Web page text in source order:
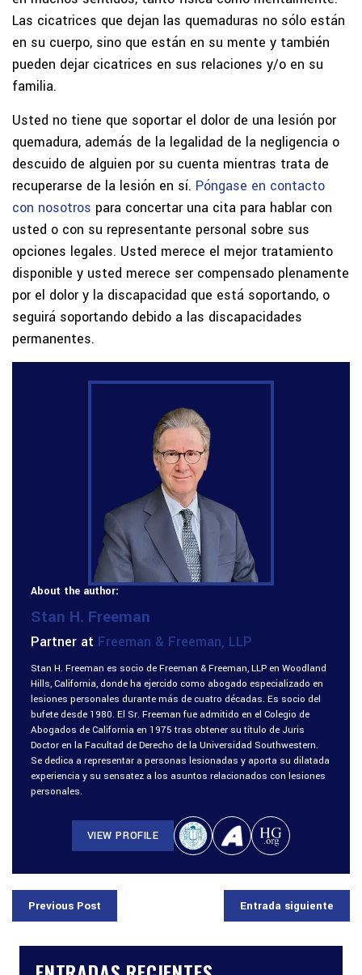
Las cicatrices que dejan las quemaduras no sólo están
en su cuerpo, sino que están en su mente y también
pueden dejar cicatrices en sus relaciones y/o en su
familia.
Usted no tiene que soportar el dolor de una lesión por
quemadura, además de la legalidad de la negligencia o
descuido de alguien por su cuenta mientras trata de
recuperarse de la lesión en sí. Póngase en contacto
con nosotros para concertar una cita para hablar con
usted o con su representante personal sobre sus
opciones legales. Usted merece el mejor tratamiento
disponible y usted merece ser compensado plenamente
por el dolor y la discapacidad que está soportando, o
seguirá soportando debido a las discapacidades
permanentes.
About the author:
Stan H. Freeman
Partner at Freeman & Freeman, LLP
Stan H. Freeman es socio de Freeman & Freeman, LLP en Woodland
Hills, California, donde ha ejercido como abogado especializado en
lesiones personales durante más de cuatro décadas. Es socio del
bufete desde 1980. El Sr. Freeman fue admitido en el Colegio de
Abogados de California en 1975 tras obtener su título de Juris
Doctor en la Facultad de Derecho de la Universidad Southwestern.
Se dedica a representar a personas lesionadas y aporta su dilatada
experiencia y su sensatez a los asuntos relacionados con lesiones
personales.
VIEW PROFILE
Previous Post Entrada siguiente